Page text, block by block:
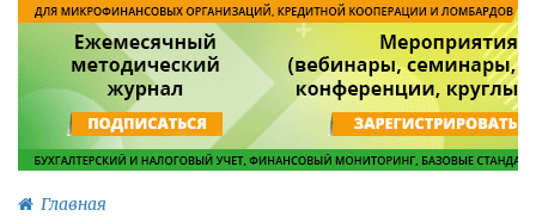
Главная